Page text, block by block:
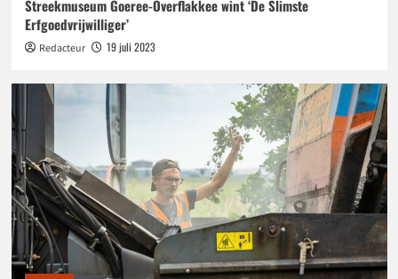
Streekmuseum Goeree-Overflakkee wint ‘De Slimste
Erfgoedvrijwilliger’
Redacteur 19 juli 2023